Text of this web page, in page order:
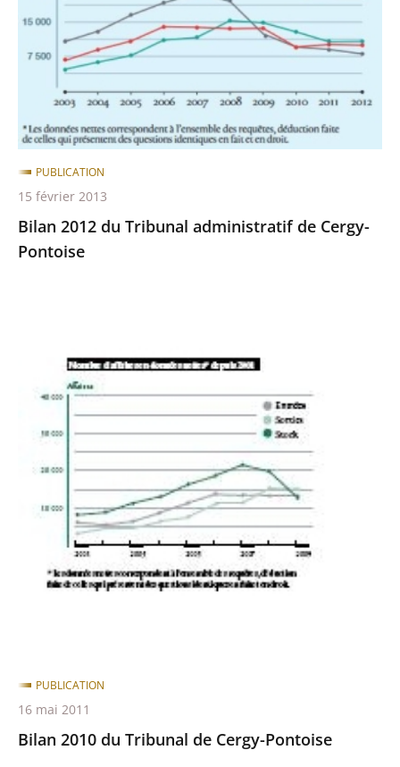
administratif
Cergy-
Pontoise
Bilan 2012 du Tribunal administratif de Cergy-
Pontoise
PUBLICATION
15 février 2013
Tribunal
Cergy-
Pontoise
Bilan 2010 du Tribunal de Cergy-Pontoise
PUBLICATION
16 mai 2011